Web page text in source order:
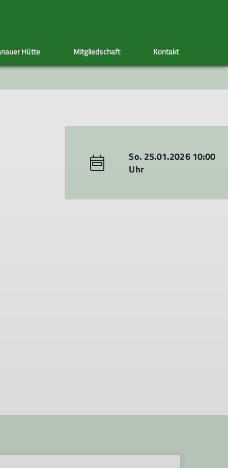
Artikel schreiben
Sektionstermine Ehrenamt
Klettersteig
Hütte Mitgliedschaft
Adressänderung Satzung
Kontakt
So. 25.01.2026 10:00
Uhr